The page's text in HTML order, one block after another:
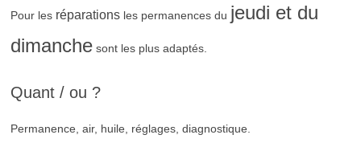
Pour les réparationsles permanences du jeudi et du
dimanchesont les plus adaptés.
Quant / ou ?
Permanence, air, huile, réglages, diagnostique.